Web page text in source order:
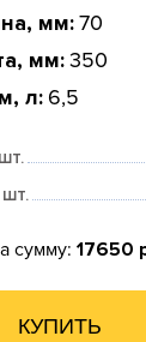
мм:70
мм:350
л: 6,5
ШТ.
сумму: 17650
КУПИТЬ